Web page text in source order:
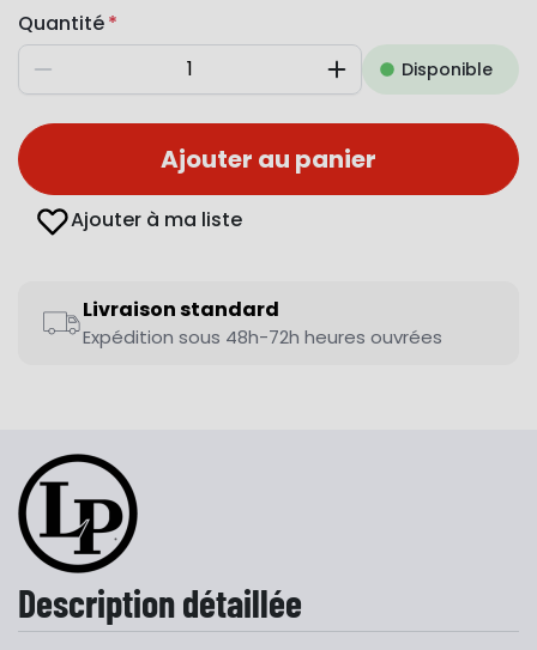
Quantité
Diminuer AugmenterDisponible
Ajouter au panier
Ajouter à ma liste
Livraison standard
Expédition sous 48h-72h heures ouvrées
Description détaillée